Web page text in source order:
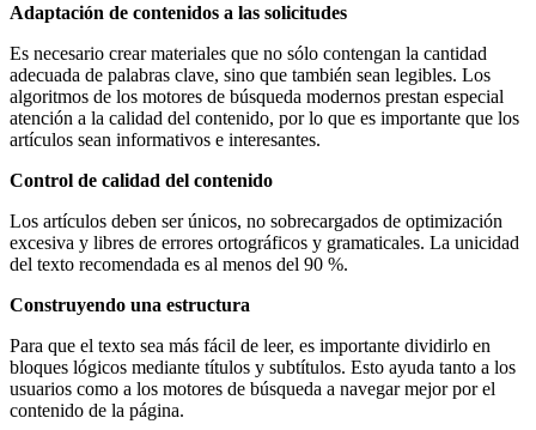
Adaptación de contenidos a las solicitudes
Es necesario crear materiales que no sólo contengan la cantidad
adecuada de palabras clave, sino que también sean legibles. Los
algoritmos de los motores de búsqueda modernos prestan especial
atención a la calidad del contenido, por lo que es importante que los
artículos sean informativos e interesantes.
Control de calidad del contenido
Los artículos deben ser únicos, no sobrecargados de optimización
excesiva y libres de errores ortográficos y gramaticales. La unicidad
del texto recomendada es al menos del 90 %.
Construyendo una estructura
Para que el texto sea más fácil de leer, es importante dividirlo en
bloques lógicos mediante títulos y subtítulos. Esto ayuda tanto a los
usuarios como a los motores de búsqueda a navegar mejor por el
contenido de la página.